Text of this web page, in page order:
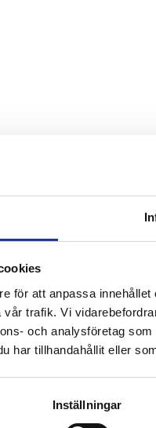
för att anpassa
trafik. Vi
och analysföretag
har tillhandahållit eller
Inställningar